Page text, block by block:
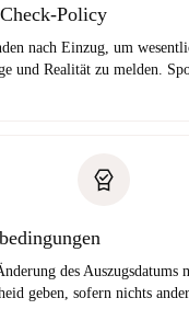
Policy
nach Einzug, um
und Realität zu melden.
des Auszugsdatums
geben, sofern nichts